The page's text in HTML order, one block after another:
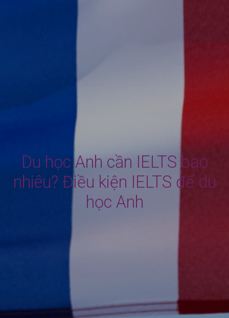
Du học Anh cần IELTS bao
nhiêu? Điều kiện IELTS để du
học Anh